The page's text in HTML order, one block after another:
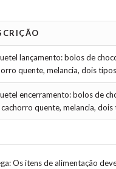
lançamento: bolos de
quente, melancia, dois
encerramento: bolos de
quente, melancia,
Os itens de alimentação